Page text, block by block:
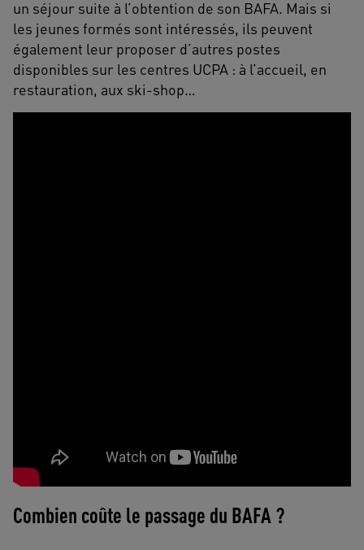
un séjour suite à l’obtention de son BAFA. Mais si
les jeunes formés sont intéressés, ils peuvent
également leur proposer d’autres postes
disponibles sur les centres UCPA : à l’accueil, en
restauration, aux ski-shop…
Combien coûte le passage du BAFA ?